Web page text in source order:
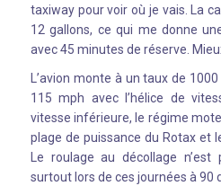
taxiway pour voir où je vais. La
12 gallons, ce qui me donne
avec 45 minutes de réserve.
L’avion monte à un taux de
115 mph avec l’hélice de
vitesse inférieure, le régime
plage de puissance du Rotax et
Le roulage au décollage n’est
surtout lors de ces journées à 90